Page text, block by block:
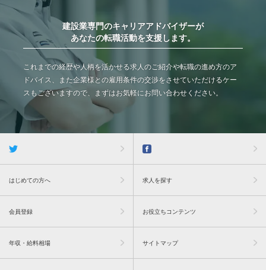
建設業専門のキャリアアドバイザーが
あなたの転職活動を支援します。
これまでの経歴や人柄を活かせる求人のご紹介や転職の進め方のア
ドバイス、また企業様との雇用条件の交渉をさせていただけるケー
スもございますので、まずはお気軽にお問い合わせください。
はじめての方へ 求人を探す
会員登録 お役立ちコンテンツ
年収・給料相場 サイトマップ